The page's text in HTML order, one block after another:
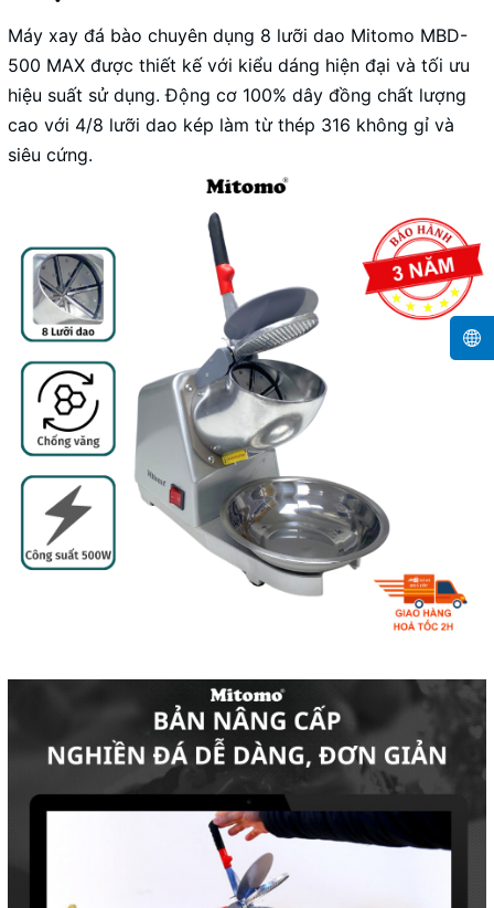
Máy xay đá bào chuyên dụng 8 lưỡi dao Mitomo MBD-
500 MAX được thiết kế với kiểu dáng hiện đại và tối ưu
hiệu suất sử dụng. Động cơ 100% dây đồng chất lượng
cao với 4/8 lưỡi dao kép làm từ thép 316 không gỉ và
siêu cứng.